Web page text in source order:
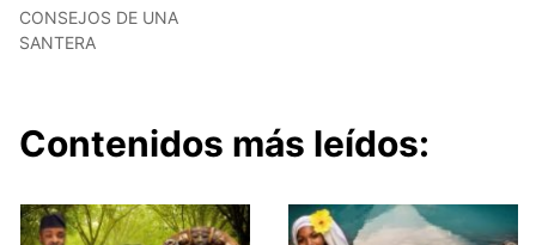
CONSEJOS DE UNA
SANTERA
Contenidos más leídos: